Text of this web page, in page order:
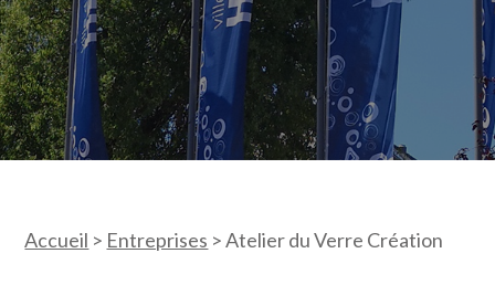
Accueil > Entreprises >Atelier du Verre Création